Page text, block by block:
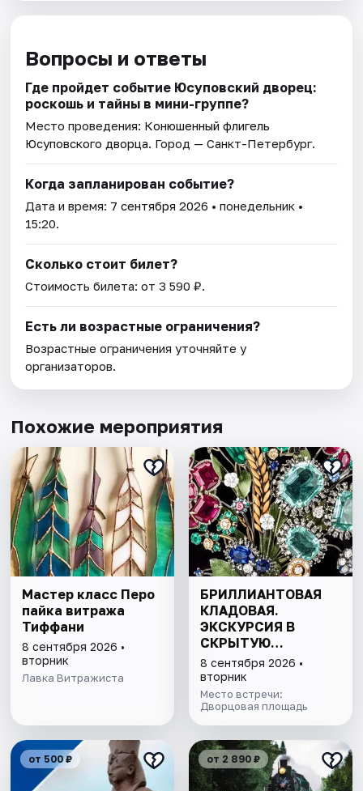
Вопросы и ответы
Где пройдет событие Юсуповский дворец:
роскошь и тайны в мини-группе?
Место проведения: Конюшенный флигель
Юсуповского дворца. Город — Санкт-Петербург.
Когда запланирован событие?
Дата и время: 7 сентября 2026 • понедельник •
15:20.
Сколько стоит билет?
Стоимость билета: от 3 590 ₽.
Есть ли возрастные ограничения?
Возрастные ограничения уточняйте у
организаторов.
Похожие мероприятия
Мастер класс Перо
пайка витража
Тиффани
8 сентября 2026 •
вторник
Лавка Витражиста
БРИЛЛИАНТОВАЯ
КЛАДОВАЯ.
ЭКСКУРСИЯ В
СКРЫТУЮ
СОКРОВИЩНИЦУ
ЭРМИТАЖА С
БИЛЕТОМ В МУЗЕЙ
8 сентября 2026 •
вторник
Место встречи:
Дворцовая площадь
от 500 ₽ от 2 890 ₽